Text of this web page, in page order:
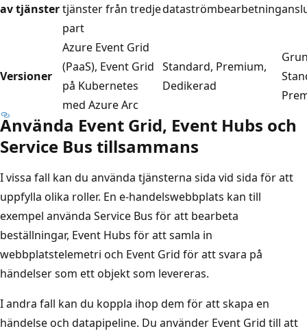
av tjänstertjänster från tredje
part
dataströmbearbetning
Versioner
Azure Event Grid
(PaaS), Event Grid
på Kubernetes
med Azure Arc
Standard, Premium,
Dedikerad
Använda Event Grid, Event Hubs och
Service Bus tillsammans
I vissa fall kan du använda tjänsterna sida vid sida för att
uppfylla olika roller. En e-handelswebbplats kan till
exempel använda Service Bus för att bearbeta
beställningar, Event Hubs för att samla in
webbplatstelemetri och Event Grid för att svara på
händelser som ett objekt som levereras.
I andra fall kan du koppla ihop dem för att skapa en
händelse och datapipeline. Du använder Event Grid till att